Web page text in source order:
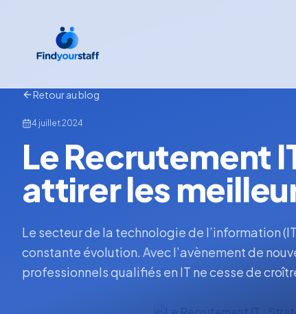
Retour au blog
4 juillet 2024
Le Recrutement
attirer les
Le secteur de la technologie de l’information
constante évolution. Avec l’avènement de
professionnels qualifiés en IT ne cesse de